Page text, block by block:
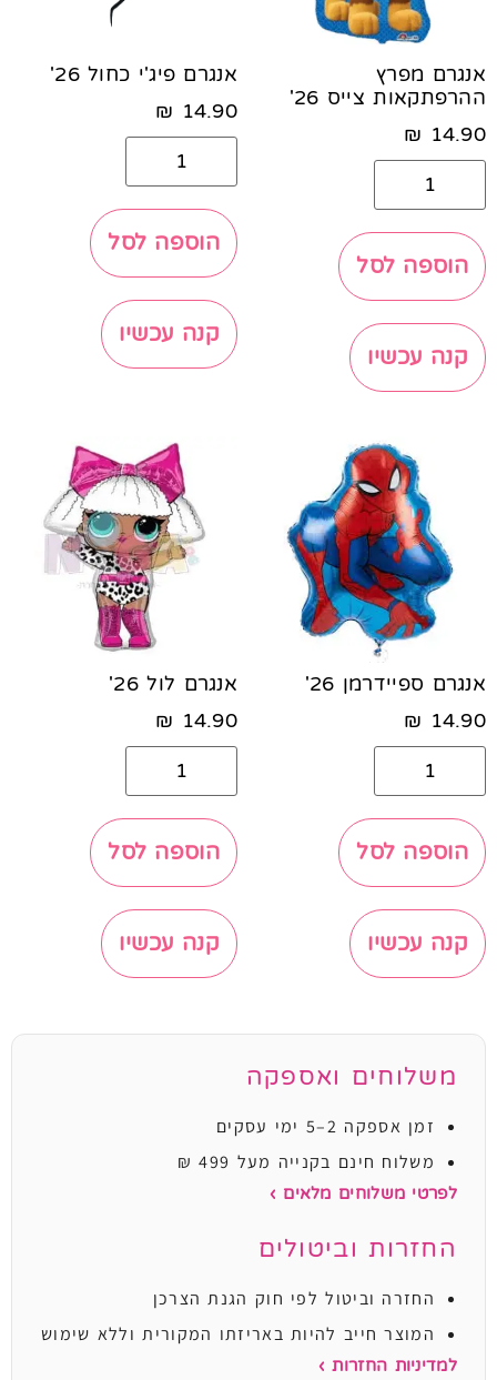
אנגרם מפרץ
ההרפתקאות צייס 26'
14.90
₪
הוספה לסל
קנה עכשיו
אנגרם פיג'י כחול 26'
14.90
₪
הוספה לסל
קנה עכשיו
אנגרם ספיידרמן 26'
14.90
₪
הוספה לסל
קנה עכשיו
אנגרם לול 26'
14.90
₪
הוספה לסל
קנה עכשיו
משלוחים ואספקה
זמן אספקה 2–5 ימי עסקים
משלוח חינם בקנייה מעל 499 ₪
לפרטי משלוחים מלאים ›
החזרות וביטולים
החזרה וביטול לפי חוק הגנת הצרכן
המוצר חייב להיות באריזתו המקורית וללא שימוש
למדיניות החזרות ›